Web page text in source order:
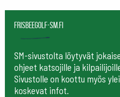
frisbeegolf-sm.fi
SM-sivustolta löytyvät
ohjeet katsojille ja
Sivustolle on koottu myös
koskevat infot.